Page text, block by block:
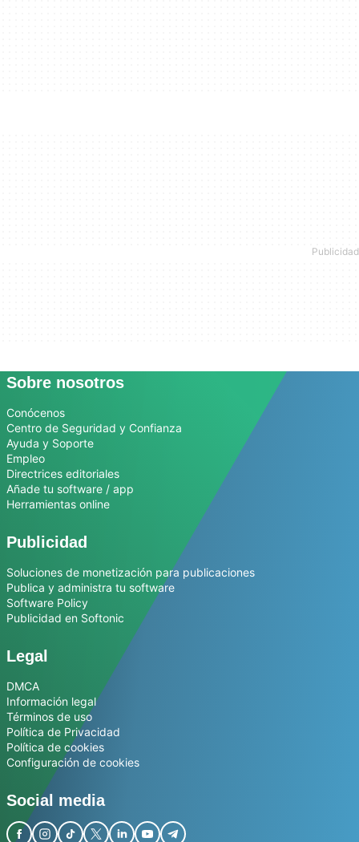
Sobre nosotros
Conócenos
Centro de Seguridad y Confianza
Ayuda y Soporte
Empleo
Directrices editoriales
Añade tu software / app
Herramientas online
Publicidad
Soluciones de monetización para publicaciones
Publica y administra tu software
Software Policy
Publicidad en Softonic
Legal
DMCA
Información legal
Términos de uso
Política de Privacidad
Política de cookies
Configuración de cookies
Social media